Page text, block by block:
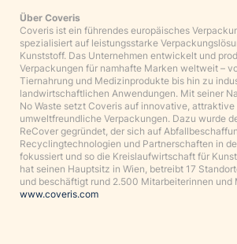
Über Coveris
Coveris ist ein führendes europäisches
spezialisiert auf leistungsstarke
Kunststoff. Das Unternehmen entwickelt und
Verpackungen für namhafte Marken weltweit –
Tiernahrung und Medizinprodukte bis hin zu
landwirtschaftlichen Anwendungen. Mit seiner
No Waste setzt Coveris auf innovative, attraktive
umweltfreundliche Verpackungen. Dazu wurde
ReCover gegründet, der sich auf
Recyclingtechnologien und Partnerschaften in
fokussiert und so die Kreislaufwirtschaft für
hat seinen Hauptsitz in Wien, betreibt 17
und beschäftigt rund 2.500 Mitarbeiterinnen und
www.coveris.com